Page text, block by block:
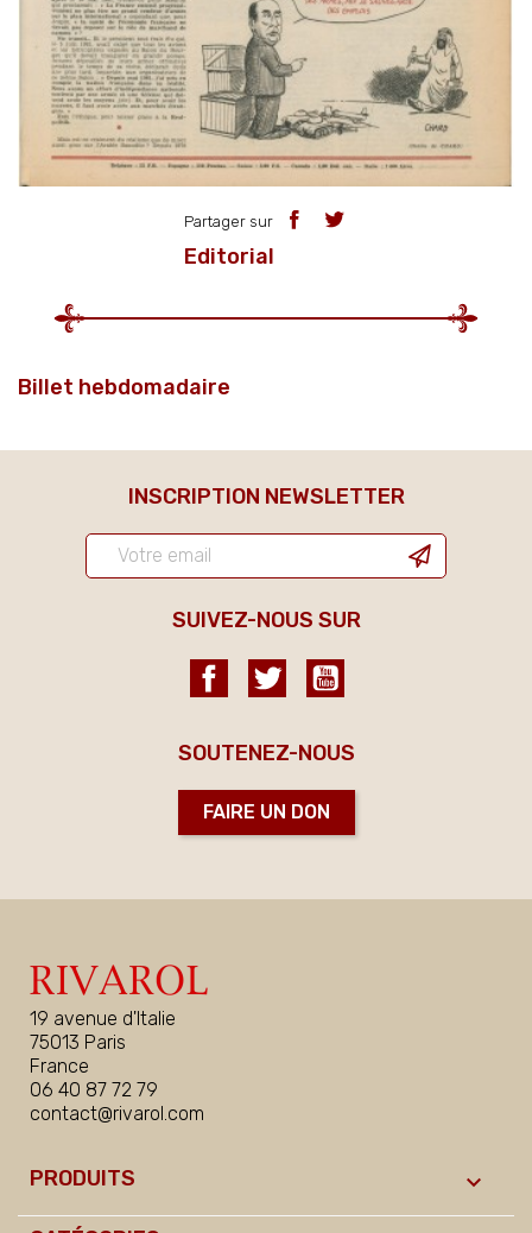
Partager sur
Editorial
Billet hebdomadaire
INSCRIPTION NEWSLETTER
SUIVEZ-NOUS SUR
FacebookTwitter
SOUTENEZ-NOUS
FAIRE UN DON
19 avenue d'Italie
75013 Paris
France
06 40 87 72 79
contact@rivarol.com
PRODUITS 